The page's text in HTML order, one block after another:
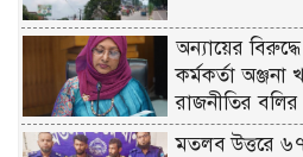
অন্যায়ের
কর্মকর্তা অঞ্জনা
রাজনীতির
মতলব উত্তরে